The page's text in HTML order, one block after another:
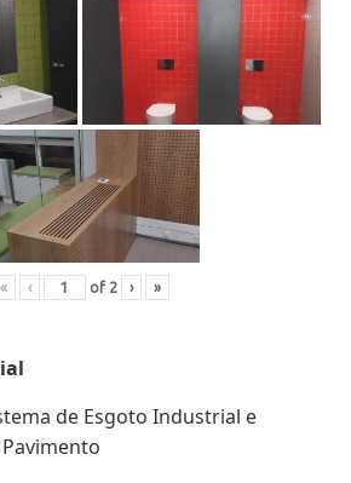
« ‹ of 2 › »
de Esgoto Industrial e